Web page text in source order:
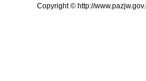
Copyright © http://